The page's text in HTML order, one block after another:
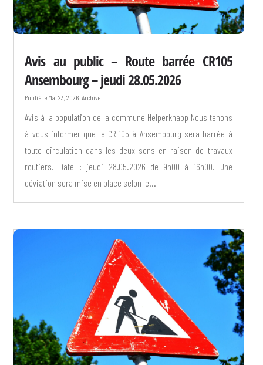
Avis au public – Route barrée CR105
Ansembourg – jeudi 28.05.2026
Mai 23, 2026| Archive
Avis à la population de la commune Helperknapp Nous tenons
à vous informer que le CR 105 à Ansembourg sera barrée à
toute circulation dans les deux sens en raison de travaux
routiers. Date : jeudi 28.05.2026 de 9h00 à 16h00. Une
déviation sera mise en place selon le...